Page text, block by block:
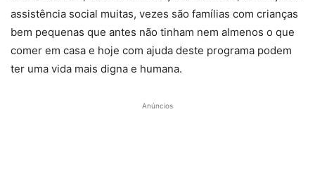
assistência social muitas, vezes são famílias com crianças
bem pequenas que antes não tinham nem almenos o que
comer em casa e hoje com ajuda deste programa podem
ter uma vida mais digna e humana.
Anúncios